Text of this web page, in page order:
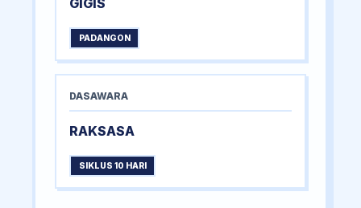
GIGIS
PADANGON
DASAWARA
RAKSASA
SIKLUS 10 HARI